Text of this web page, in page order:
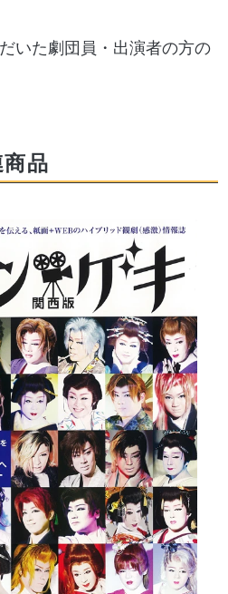
いた劇団員・出演者の方の
品